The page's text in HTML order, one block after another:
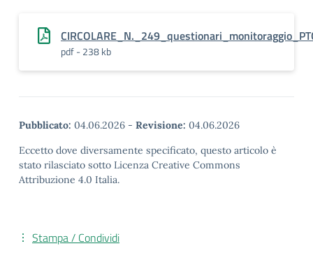
pdf - 238 kb
Pubblicato: 04.06.2026 - Revisione: 04.06.2026
Eccetto dove diversamente specificato, questo articolo è
stato rilasciato sotto Licenza Creative Commons
Attribuzione 4.0 Italia.
Stampa / Condividi